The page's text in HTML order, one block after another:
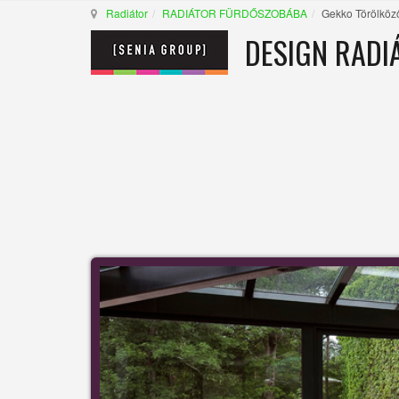
Radiátor RADIÁTOR FÜRDŐSZOBÁBA Gekko
DESIGN